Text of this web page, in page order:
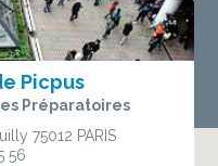
Picpus
Préparatoires
75012 PARIS
56